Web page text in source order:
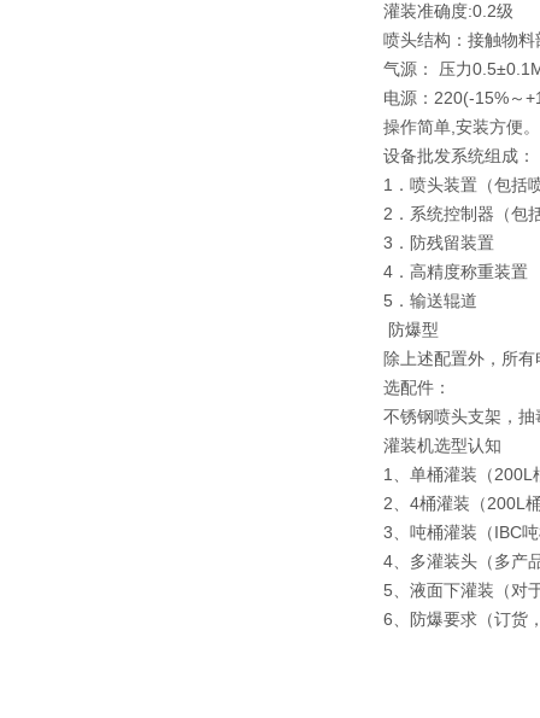
灌装准确度:0.2级
喷头结构：接触物
气源： 压力
电源：220(-15%～
操作简单,安装方便。
设备批发系统组成：
1．喷头装置（包括
2．系统控制器（包
3．防残留装置
4．高精度称重装置
5．输送辊道
防爆型
除上述配置外，所
选配件：
不锈钢喷头支架，抽
灌装机选型认知
1、单桶灌装（200L
2、4桶灌装（200L
3、吨桶灌装（IBC
4、多灌装头（多产
5、液面下灌装（对
6、防爆要求（订货